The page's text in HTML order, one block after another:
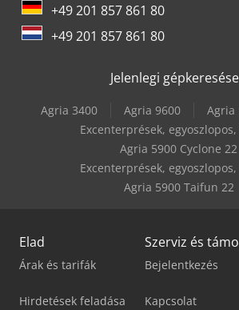
+49 201 857 861 80
+49 201 857 861 80
Jelenlegi
Agria 3400 Agria 9600
Agria
Excenterprések,
Agria 5900 Cyclone 22
Excenterprések,
Agria 5900 Taifun 22
Elad
Árak és tarifák
Hirdetések feladása
Szerviz és
Bejelentkezés
Kapcsolat